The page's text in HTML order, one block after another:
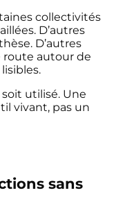
collectivités
D’autres
D’autres
route autour de
utilisé. Une
vivant, pas un
sans